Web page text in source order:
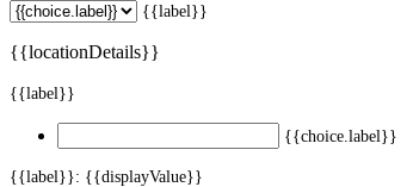
{{label}}
{{locationDetails}}
{{label}}
{{choice.label}}
{{label}}: {{displayValue}}